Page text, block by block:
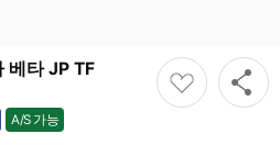
베타 JP TF
A/S 가능
가능